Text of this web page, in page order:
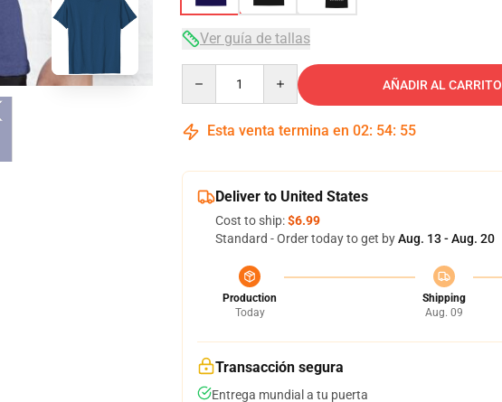
Ver guía de tallas
AÑADIR AL CARRITO
Esta venta termina en 02: 54: 54
Deliver to United States
Cost to ship:$6.99
Standard - Order today to get byAug. 13 - Aug. 20
Production
Today
Shipping
Aug. 09
Transacción segura
Entrega mundial a tu puerta